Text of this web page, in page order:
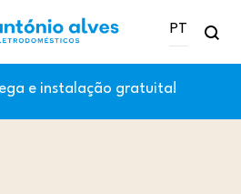
PT
PT
e instalação gratuita!